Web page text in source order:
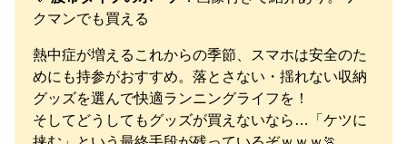
クマンでも買える
熱中症が増えるこれからの季節、スマホは安全のた
めにも持参がおすすめ。落とさない・揺れない収納
グッズを選んで快適ランニングライフを！
そしてどうしてもグッズが買えないなら…「ケツに